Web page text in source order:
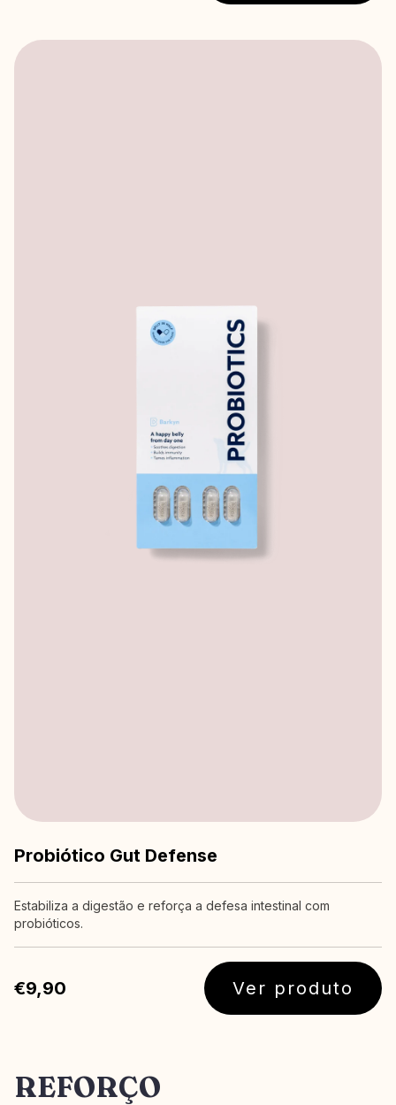
Probiótico Gut Defense
Estabiliza a digestão e reforça a defesa intestinal com
probióticos.
€9,90 Ver produto
REFORÇO